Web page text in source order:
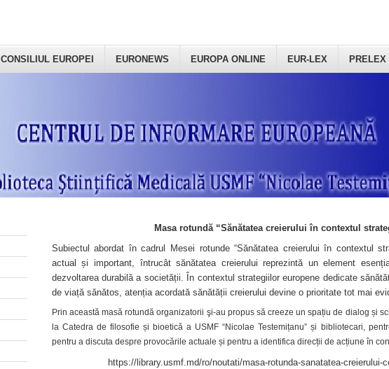
CONSILIUL EUROPEI EURONEWS EUROPA ONLINE EUR-LEX PRELEX
Masa rotundă “Sănătatea creierului în contextul
Subiectul abordat în cadrul Mesei rotunde “Sănătatea creierului în contextul
actual și important, întrucât sănătatea creierului reprezintă un element
dezvoltarea durabilă a societății. În contextul strategiilor europene dedicate
de viață sănătos, atenția acordată sănătății creierului devine o prioritate tot mai
Prin această masă rotundă organizatorii şi-au propus să creeze un spațiu de dialog și
la Catedra de filosofie și bioetică a USMF “Nicolae Testemițanu” și bibliotecari,
pentru a discuta despre provocările actuale și pentru a identifica direcții de acțiune în
https://library.usmf.md/ro/noutati/masa-rotunda-sanatatea-creierului-